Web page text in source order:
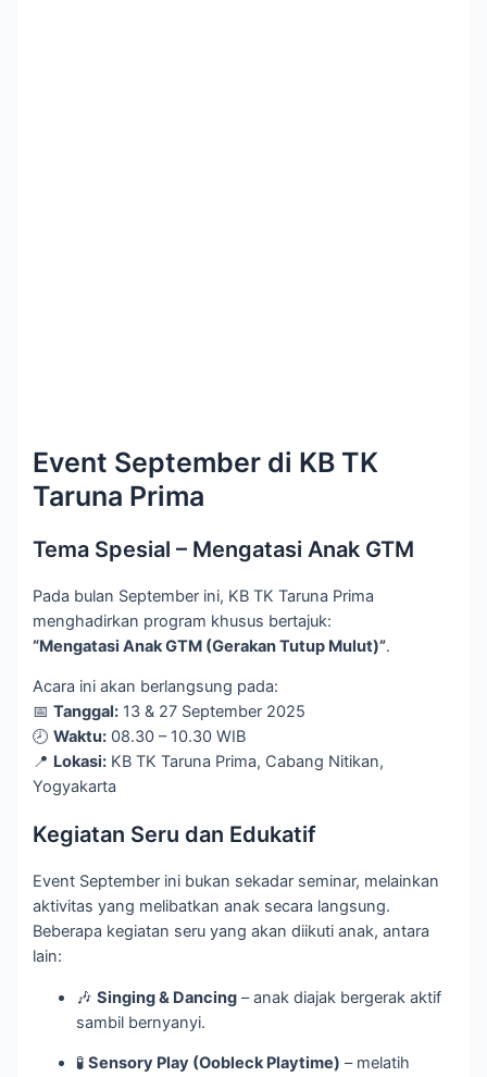
Event September di KB TK
Taruna Prima
Tema Spesial – Mengatasi Anak GTM
Pada bulan September ini, KB TK Taruna Prima
menghadirkan program khusus bertajuk:
“Mengatasi Anak GTM (Gerakan Tutup Mulut)”.
Acara ini akan berlangsung pada:
📅Tanggal: 13 & 27 September 2025
🕗Waktu: 08.30 – 10.30 WIB
📍 Lokasi: KB TK Taruna Prima, Cabang Nitikan,
Yogyakarta
Kegiatan Seru dan Edukatif
Event September ini bukan sekadar seminar, melainkan
aktivitas yang melibatkan anak secara langsung.
Beberapa kegiatan seru yang akan diikuti anak, antara
lain:
🎶Singing & Dancing – anak diajak bergerak aktif
sambil bernyanyi.
🧪Sensory Play (Oobleck Playtime) – melatih